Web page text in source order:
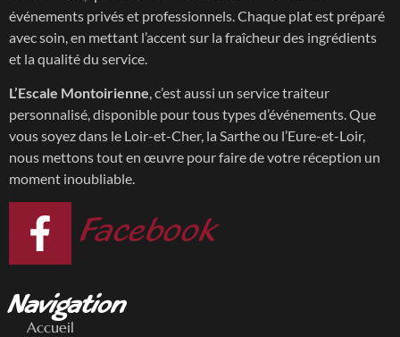
événements privés et professionnels. Chaque plat est préparé
avec soin, en mettant l’accent sur la fraîcheur des ingrédients
et la qualité du service.
L’Escale Montoirienne, c’est aussi un service traiteur
personnalisé, disponible pour tous types d’événements. Que
vous soyez dans le Loir-et-Cher, la Sarthe ou l’Eure-et-Loir,
nous mettons tout en œuvre pour faire de votre réception un
moment inoubliable.
Facebook
Navigation
Accueil